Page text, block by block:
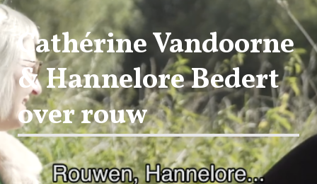
Cathérine Vandoorne
& Hannelore Bedert
over rouw